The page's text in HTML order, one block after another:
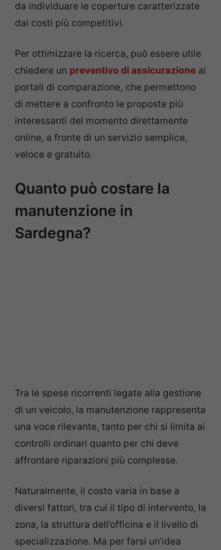
da individuare le coperture caratterizzate
dai costi più competitivi.
Per ottimizzare la ricerca, può essere utile
chiedere un preventivo di assicurazione ai
portali di comparazione, che permettono
di mettere a confronto le proposte più
interessanti del momento direttamente
online, a fronte di un servizio semplice,
veloce e gratuito.
Quanto può costare la
manutenzione in
Sardegna?
Tra le spese ricorrenti legate alla gestione
di un veicolo, la manutenzione rappresenta
una voce rilevante, tanto per chi si limita ai
controlli ordinari quanto per chi deve
affrontare riparazioni più complesse.
Naturalmente, il costo varia in base a
diversi fattori, tra cui il tipo di intervento, la
zona, la struttura dell’officina e il livello di
specializzazione. Ma per farsi un’idea